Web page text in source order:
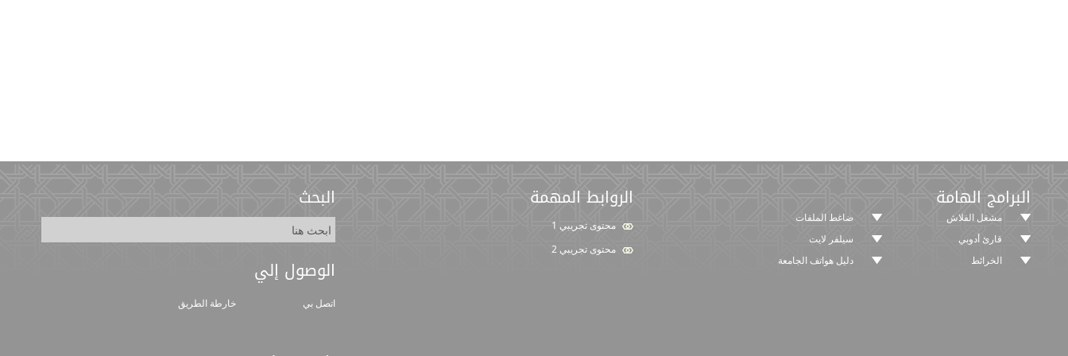
البرامج الهامة
مشغل الفلاش
ضاغط الملفات
قارئ أدوبي
سيلفر لايت
الخرائط
دليل هواتف الجامعة
الروابط المهمة
محتوى تجريبي 1
محتوى تجريبي 2
البحث
الوصول إلي
اتصل بي خارطة الطريق